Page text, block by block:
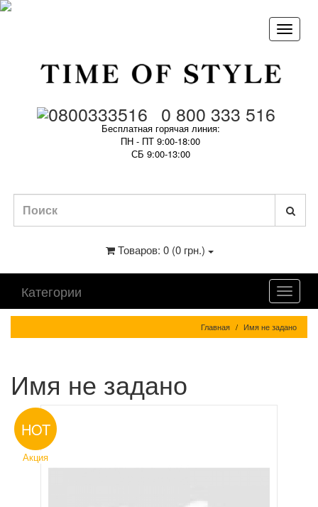
0 800 333 516
Бесплатная горячая линия:
ПН - ПТ 9:00-18:00
СБ 9:00-13:00
Товаров: 0 (0 грн.)
Категории
Главная Имя не задано
Имя не задано
HOT
Акция